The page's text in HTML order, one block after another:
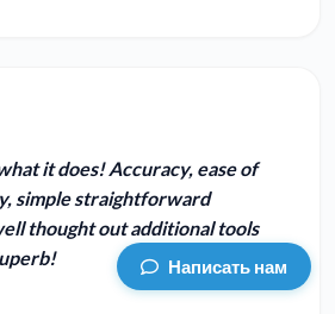
it does!Accuracy, ease of
simple straightforward
thought out additional tools
Написать нам